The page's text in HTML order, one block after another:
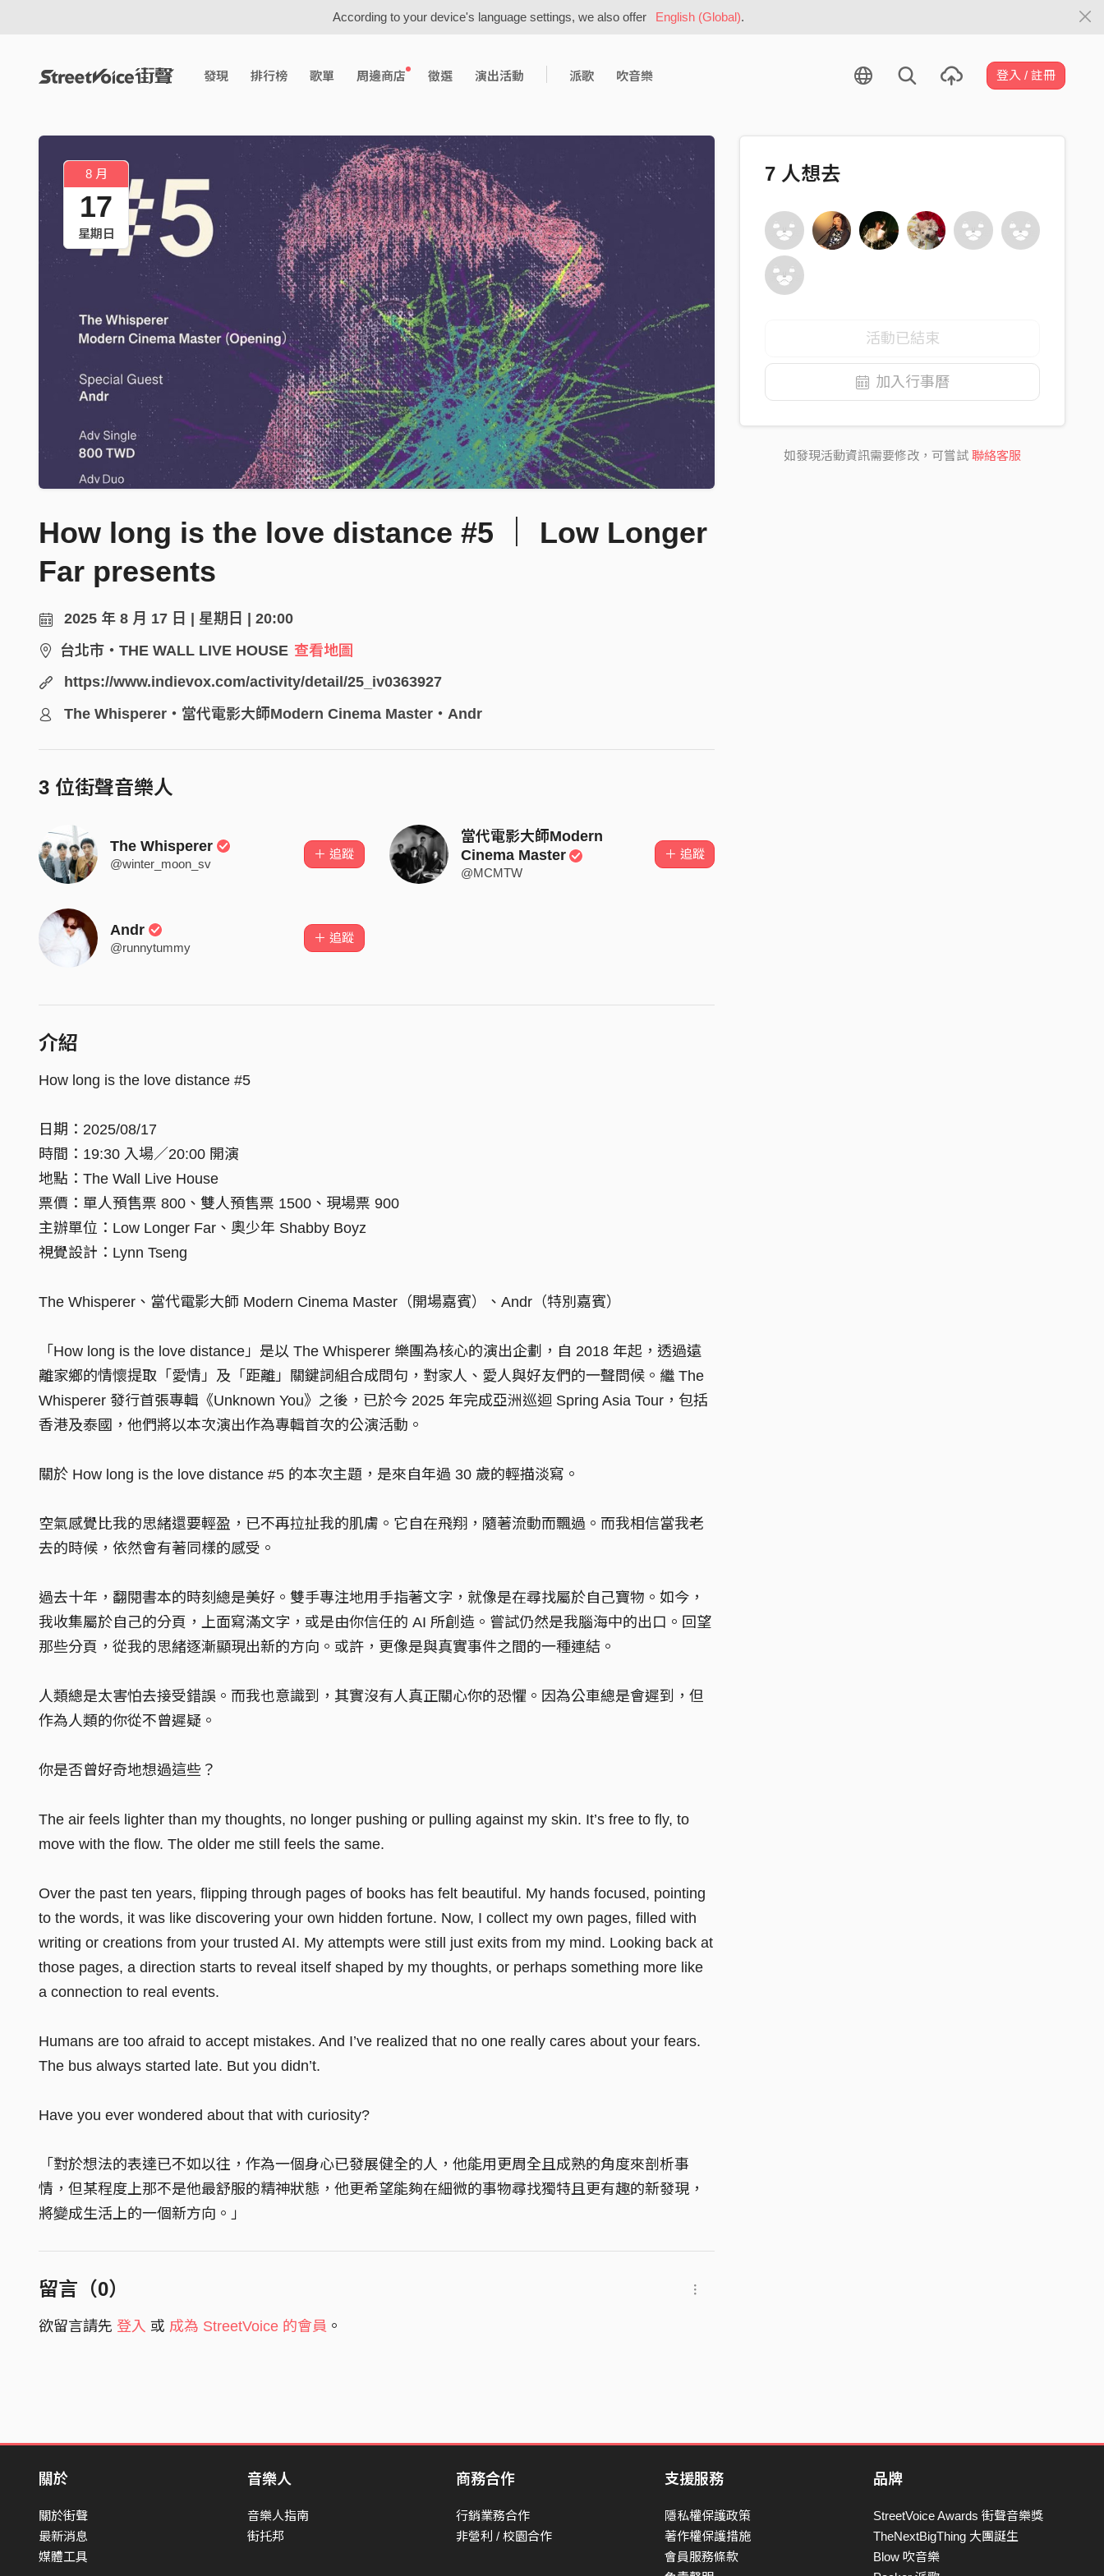
According to your device's language settings, we also offer English (Global).
發現 排行榜 歌單 周邊商店 徵選 演出活動 派歌 吹音樂 登入 / 註冊
8 月
17
星期日
How long is the love distance #5 ｜ Low Longer
Far presents
2025 年 8 月 17 日 | 星期日 | 20:00
台北市・THE WALL LIVE HOUSE 查看地圖
https://www.indievox.com/activity/detail/25_iv0363927
The Whisperer・當代電影大師Modern Cinema Master・Andr
3 位街聲音樂人
The Whisperer
@winter_moon_sv
＋ 追蹤
當代電影大師Modern
Cinema Master
@MCMTW
＋ 追蹤
Andr
@runnytummy
＋ 追蹤
介紹
How long is the love distance #5
日期：2025/08/17
時間：19:30 入場／20:00 開演
地點：The Wall Live House
票價：單人預售票 800、雙人預售票 1500、現場票 900
主辦單位：Low Longer Far、奧少年 Shabby Boyz
視覺設計：Lynn Tseng
The Whisperer、當代電影大師 Modern Cinema Master（開場嘉賓）、Andr（特別嘉賓）
「How long is the love distance」是以 The Whisperer 樂團為核心的演出企劃，自 2018 年起，透過遠
離家鄉的情懷提取「愛情」及「距離」關鍵詞組合成問句，對家人、愛人與好友們的一聲問候。繼 The
Whisperer 發行首張專輯《Unknown You》之後，已於今 2025 年完成亞洲巡迴 Spring Asia Tour，包括
香港及泰國，他們將以本次演出作為專輯首次的公演活動。
關於 How long is the love distance #5 的本次主題，是來自年過 30 歲的輕描淡寫。
空氣感覺比我的思緒還要輕盈，已不再拉扯我的肌膚。它自在飛翔，隨著流動而飄過。而我相信當我老
去的時候，依然會有著同樣的感受。
過去十年，翻閱書本的時刻總是美好。雙手專注地用手指著文字，就像是在尋找屬於自己寶物。如今，
我收集屬於自己的分頁，上面寫滿文字，或是由你信任的 AI 所創造。嘗試仍然是我腦海中的出口。回望
那些分頁，從我的思緒逐漸顯現出新的方向。或許，更像是與真實事件之間的一種連結。
人類總是太害怕去接受錯誤。而我也意識到，其實沒有人真正關心你的恐懼。因為公車總是會遲到，但
作為人類的你從不曾遲疑。
你是否曾好奇地想過這些？
The air feels lighter than my thoughts, no longer pushing or pulling against my skin. It’s free to fly, to
move with the flow. The older me still feels the same.
Over the past ten years, flipping through pages of books has felt beautiful. My hands focused, pointing
to the words, it was like discovering your own hidden fortune. Now, I collect my own pages, filled with
writing or creations from your trusted AI. My attempts were still just exits from my mind. Looking back at
those pages, a direction starts to reveal itself shaped by my thoughts, or perhaps something more like
a connection to real events.
Humans are too afraid to accept mistakes. And I’ve realized that no one really cares about your fears.
The bus always started late. But you didn’t.
Have you ever wondered about that with curiosity?
「對於想法的表達已不如以往，作為一個身心已發展健全的人，他能用更周全且成熟的角度來剖析事
情，但某程度上那不是他最舒服的精神狀態，他更希望能夠在細微的事物尋找獨特且更有趣的新發現，
將變成生活上的一個新方向。」
留言（0）
欲留言請先 登入 或 成為 StreetVoice 的會員 。
7 人想去
活動已結束
加入行事曆
如發現活動資訊需要修改，可嘗試聯絡客服
關於
關於街聲
最新消息
媒體工具
音樂人
音樂人指南
街托邦
商務合作
行銷業務合作
非營利 / 校園合作
支援服務
隱私權保護政策
著作權保護措施
會員服務條款
品牌
StreetVoice Awards 街聲音樂獎
TheNextBigThing 大團誕生
Blow 吹音樂